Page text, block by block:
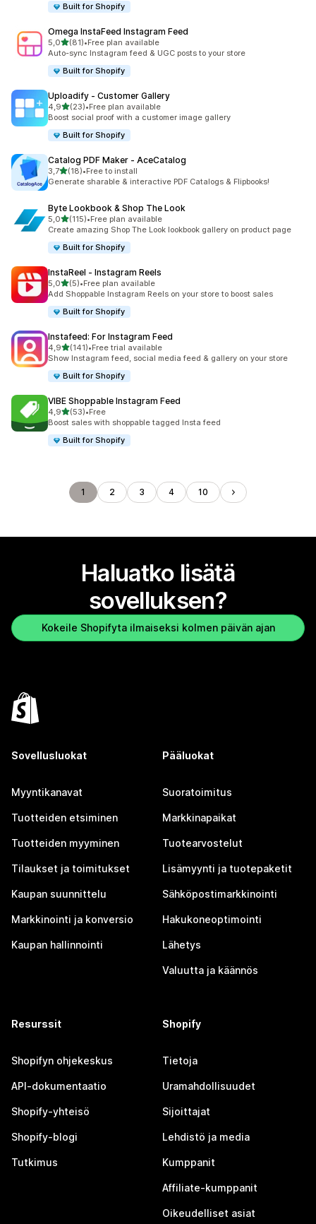
Built for Shopify
Omega InstaFeed Instagram Feed
5,0/ 5 tähteä
(81)
81 arvostelua yhteensä
•Free plan available
Auto-sync Instagram feed & UGC posts to your store
Built for Shopify
Uploadify ‑ Customer Gallery
4,9/ 5 tähteä
(23)
23 arvostelua yhteensä
•Free plan available
Boost social proof with a customer image gallery
Built for Shopify
Catalog PDF Maker ‑ AceCatalog
3,7/ 5 tähteä
(18)
18 arvostelua yhteensä
•Free to install
Generate sharable & interactive PDF Catalogs & Flipbooks!
Byte Lookbook & Shop The Look
5,0/ 5 tähteä
(115)
115 arvostelua yhteensä
•Free plan available
Create amazing Shop The Look lookbook gallery on product page
Built for Shopify
InstaReel ‑ Instagram Reels
5,0/ 5 tähteä
(5)
5 arvostelua yhteensä
•Free plan available
Add Shoppable Instagram Reels on your store to boost sales
Built for Shopify
Instafeed: For Instagram Feed
4,9/ 5 tähteä
(141)
141 arvostelua yhteensä
•Free trial available
Show Instagram feed, social media feed & gallery on your store
Built for Shopify
VIBE Shoppable Instagram Feed
4,9/ 5 tähteä
(53)
53 arvostelua yhteensä
•Free
Boost sales with shoppable tagged Insta feed
Built for Shopify
1 2 3 4 10
Haluatko lisätä
sovelluksen?
Kokeile Shopifyta ilmaiseksi kolmen päivän ajan
Sovellusluokat
Myyntikanavat
Tuotteiden etsiminen
Tuotteiden myyminen
Tilaukset ja toimitukset
Kaupan suunnittelu
Markkinointi ja konversio
Kaupan hallinnointi
Pääluokat
Suoratoimitus
Markkinapaikat
Tuotearvostelut
Lisämyynti ja tuotepaketit
Sähköpostimarkkinointi
Hakukoneoptimointi
Lähetys
Valuutta ja käännös
Resurssit
Shopifyn ohjekeskus
API-dokumentaatio
Shopify-yhteisö
Shopify-blogi
Tutkimus
Shopify
Tietoja
Uramahdollisuudet
Sijoittajat
Lehdistö ja media
Kumppanit
Affiliate-kumppanit
Oikeudelliset asiat